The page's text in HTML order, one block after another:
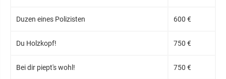
Duzen eines Polizisten 600 €
Du Holzkopf! 750 €
Bei dir piept's wohl! 750 €